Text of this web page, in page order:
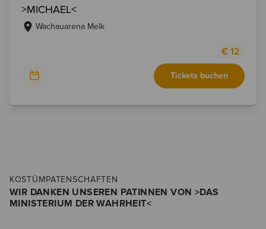
>MICHAEL<
Wachauarena Melk
Tickets buchen
€ 12
KOSTÜMPATENSCHAFTEN
WIR DANKEN UNSEREN PATINNEN VON >DAS
MINISTERIUM DER WAHRHEIT<